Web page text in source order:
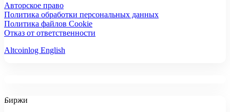
Авторское право
Политика обработки персональных данных
Политика файлов Cookie
Отказ от ответственности
Altcoinlog English
Биржи